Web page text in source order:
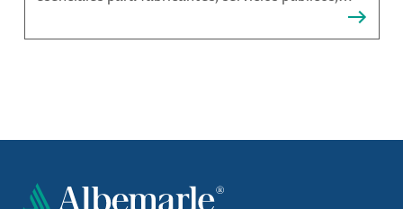
compuestos de materiales y mucho más.